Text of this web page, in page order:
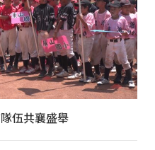
伍共襄盛舉